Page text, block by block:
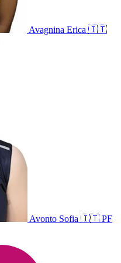
Avagnina Erica 🇮🇹
Avonto Sofia 🇮🇹 PF